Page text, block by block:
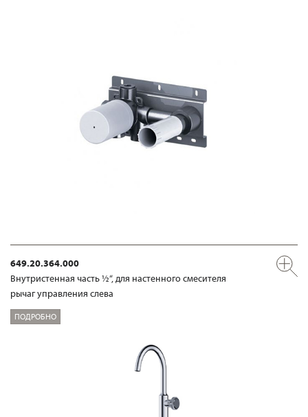
649.20.364.000
Внутристенная часть ½“, для настенного смесителя
рычаг управления слева
ПОДРОБНО